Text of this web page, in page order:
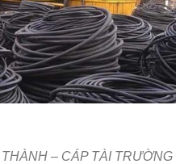
– CÁP TÀI TRƯỜNG